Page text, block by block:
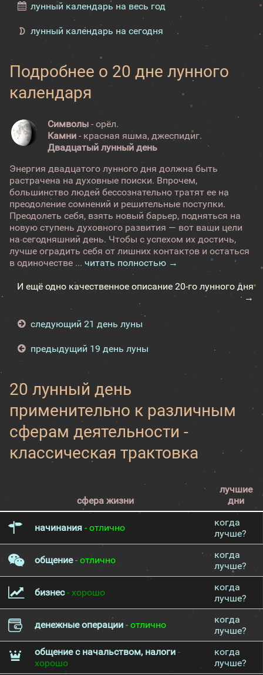
лунный календарь на весь год
лунный календарь на сегодня
Подробнее о 20 дне лунного
календаря
Символы - орёл.
Камни - красная яшма, джеспидиг.
Двадцатый лунный день
Энергия двадцатого лунного дня должна быть
растрачена на духовные поиски. Впрочем,
большинство людей бессознательно тратят ее на
преодоление сомнений и решительные поступки.
Преодолеть себя, взять новый барьер, подняться на
новую ступень духовного развития — вот ваши цели
на сегодняшний день. Чтобы с успехом их достичь,
лучше оградить себя от лишних контактов и остаться
в одиночестве ... читать полностью →
И ещё одно качественное описание 20-го лунного дня
→
следующий 21 день луны
предыдущий 19 день луны
20 лунный день
применительно к различным
сферам деятельности -
классическая трактовка
сфера жизни
лучшие
дни
начинания - отлично
когда
лучше?
общение- отлично
когда
лучше?
бизнес- хорошо
когда
лучше?
денежные операции - отлично
когда
лучше?
общение с начальством, налоги -
хорошо
когда
лучше?